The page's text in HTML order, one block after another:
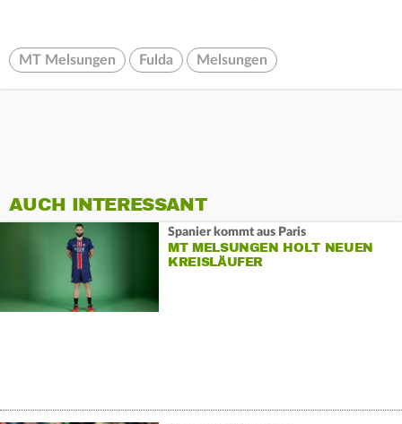
MT Melsungen Fulda Melsungen
AUCH INTERESSANT
Spanier kommt aus Paris
MT MELSUNGEN HOLT NEUEN
KREISLÄUFER